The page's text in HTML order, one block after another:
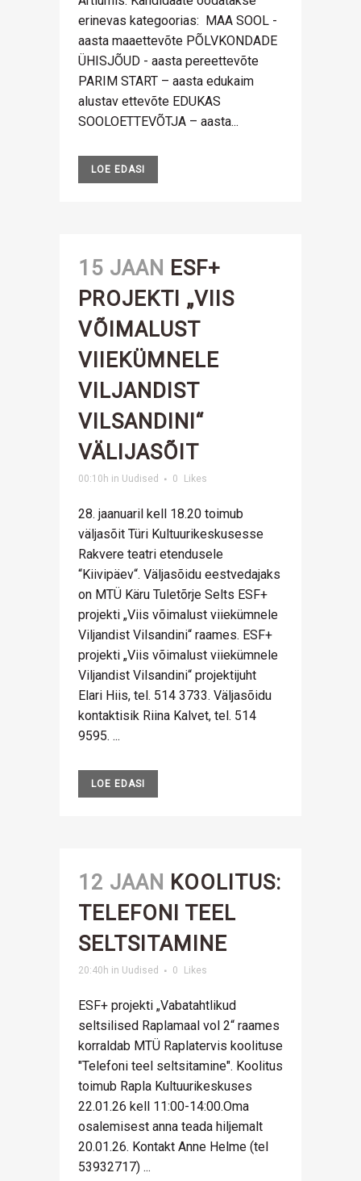
erinevas kategoorias: MAA SOOL -
aasta maaettevõte PÕLVKONDADE
ÜHISJÕUD - aasta pereettevõte
PARIM START – aasta edukaim
alustav ettevõte EDUKAS
SOOLOETTEVÕTJA – aasta...
LOE EDASI
15 JAAN ESF+
PROJEKTI „VIIS
VÕIMALUST
VIIEKÜMNELE
VILJANDIST
VILSANDINI“
VÄLIJASÕIT
00:10h in Uudised 0 Likes
28. jaanuaril kell 18.20 toimub
väljasõit Türi Kultuurikeskusesse
Rakvere teatri etendusele
“Kiivipäev“. Väljasõidu eestvedajaks
on MTÜ Käru Tuletõrje Selts ESF+
projekti „Viis võimalust viiekümnele
Viljandist Vilsandini“ raames. ESF+
projekti „Viis võimalust viiekümnele
Viljandist Vilsandini“ projektijuht
Elari Hiis, tel. 514 3733. Väljasõidu
kontaktisik Riina Kalvet, tel. 514
9595. ...
LOE EDASI
12 JAAN KOOLITUS:
TELEFONI TEEL
SELTSITAMINE
20:40h in Uudised 0 Likes
ESF+ projekti „Vabatahtlikud
seltsilised Raplamaal vol 2“ raames
korraldab MTÜ Raplatervis koolituse
"Telefoni teel seltsitamine". Koolitus
toimub Rapla Kultuurikeskuses
22.01.26 kell 11:00-14:00.Oma
osalemisest anna teada hiljemalt
20.01.26. Kontakt Anne Helme (tel
53932717) ...